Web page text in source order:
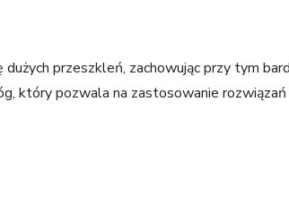
przeszkleń, zachowując przy tym
który pozwala na zastosowanie